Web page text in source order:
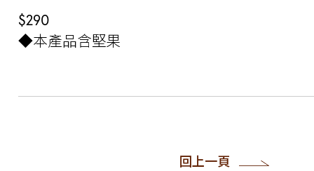
$290
◆本產品含堅果
回上一頁